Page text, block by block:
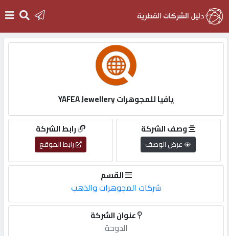
التسجيل
English
أضف
يافيا للمجوهرات YAFEA Jewellery
رابط الشركة
رابط الموقع
وصف الشركة
عرض الوصف
القسم
شركات المجوهرات والذهب
عنوان الشركة
الدوحة